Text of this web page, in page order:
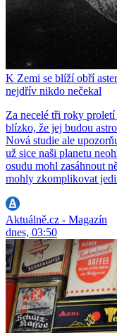
K Zemi se blíží obří
nejdřív nikdo nečekal
Za necelé tři roky
blízko, že jej budou
Nová studie ale
už sice naši planetu
osudu mohl zasáhnout
mohly zkomplikovat
Aktuálně.cz - Magazín
dnes, 03:50